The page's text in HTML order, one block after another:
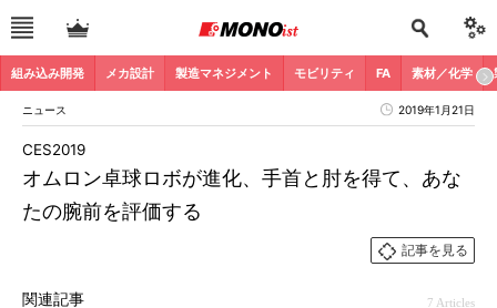
組み込み開発 メカ設計 製造マネジメント モビリティ FA 素材／化学
ニュース 2019年1月21日
オムロン卓球ロボが進化、手首と肘を得て、あな
たの腕前を評価する
CES2019
記事を見る
関連記事 7 Articles